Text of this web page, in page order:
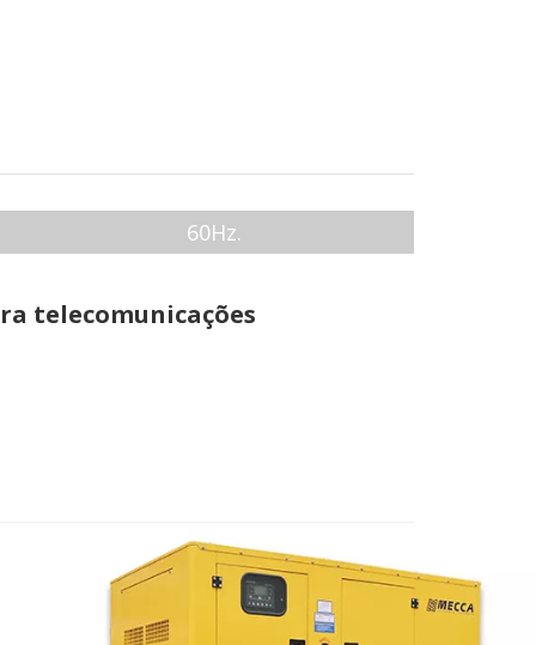
60Hz.
telecomunicações